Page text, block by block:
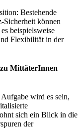
Bestehende
Sicherheit können
beispielsweise
Flexibilität in der
MittäterInnen
wird es sein,
sich ein Blick in die
der